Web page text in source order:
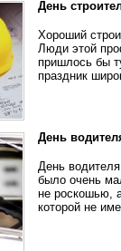
День
Хороший
Люди этой
пришлось бы
праздник
День
День
было очень
не роскошью,
которой не